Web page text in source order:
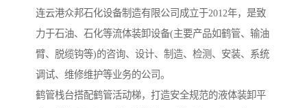
连云港众邦石化设备制造有限公司成立于2012年，是致
力于石油、石化等流体装卸设备(主要产品如鹤管、输油
臂、脱缆钩等)的咨询、设计、制造、检测、安装、系统
调试、维修维护等业务的公司。
鹤管栈台搭配鹤管活动梯，打造安全规范的液体装卸平